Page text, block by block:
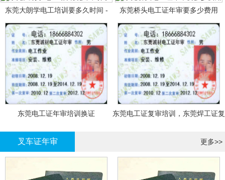
东莞大朗学电工培训要多久时间 - 东莞桥头电工证年审要多少费用
东莞电工证年审培训换证
东莞电工证复审培训，东莞焊工证复
叉车证年审 更多>>